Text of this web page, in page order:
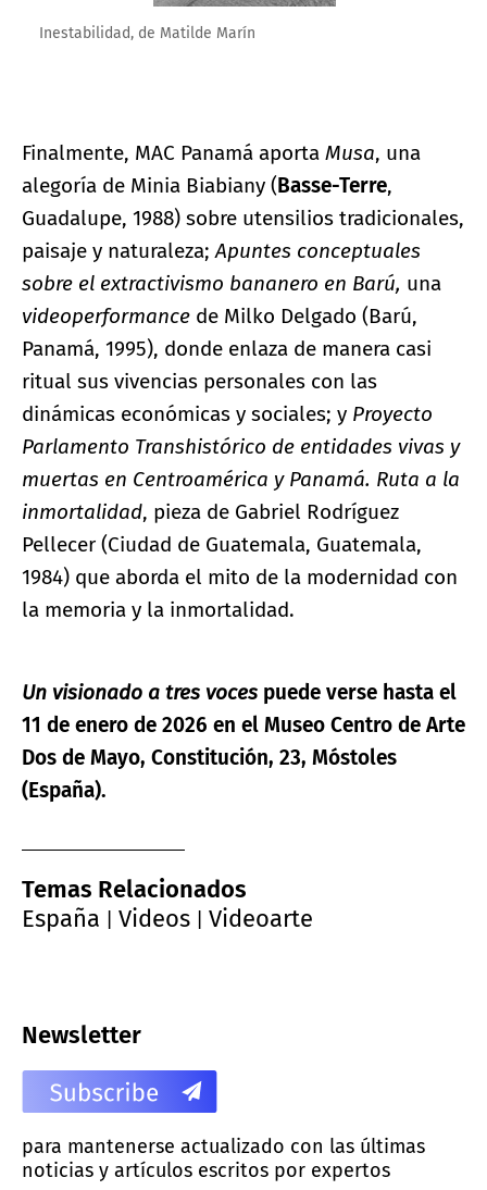
Inestabilidad, de Matilde Marín
Finalmente, MAC Panamá aporta Musa, una
alegoría de Minia Biabiany (Basse-Terre,
Guadalupe, 1988) sobre utensilios tradicionales,
paisaje y naturaleza;Apuntes conceptuales
sobre el extractivismo bananero en Barú, una
videoperformance de Milko Delgado (Barú,
Panamá, 1995), donde enlaza de manera casi
ritual sus vivencias personales con las
dinámicas económicas y sociales; y Proyecto
Parlamento Transhistórico de entidades vivas y
muertas en Centroamérica y Panamá. Ruta a la
inmortalidad, pieza de Gabriel Rodríguez
Pellecer (Ciudad de Guatemala, Guatemala,
1984) que aborda el mito de la modernidad con
la memoria y la inmortalidad.
Un visionado a tres voces puede verse hasta el
11 de enero de 2026 en el Museo Centro de Arte
Dos de Mayo, Constitución, 23, Móstoles
(España).
Temas Relacionados
España
Videos Videoarte
Newsletter
para mantenerse actualizado con las últimas
noticias y artículos escritos por expertos